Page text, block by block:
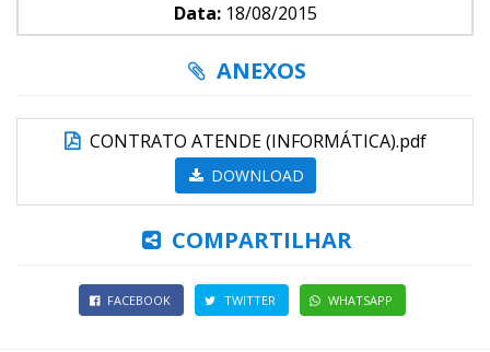
Data:18/08/2015
ANEXOS
CONTRATO ATENDE (INFORMÁTICA).pdf
DOWNLOAD
COMPARTILHAR
FACEBOOK TWITTER WHATSAPP